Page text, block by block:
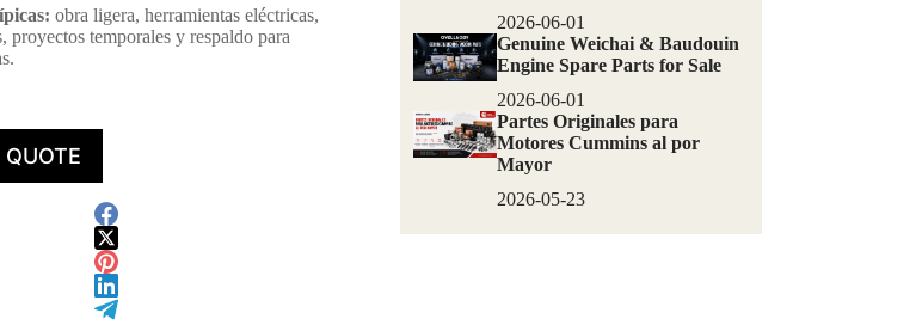
obra ligera, herramientas eléctricas,
proyectos temporales y respaldo para
2026-06-01
Genuine Weichai & Baudouin
Engine Spare Parts for Sale
2026-06-01
Partes Originales para
Motores Cummins al por
Mayor
2026-05-23